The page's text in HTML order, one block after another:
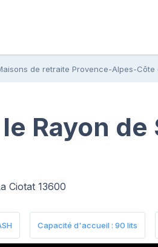
de retraite Provence-Alpes-Côte
le Rayon
Ciotat 13600
Capacité d'accueil : 90 lits